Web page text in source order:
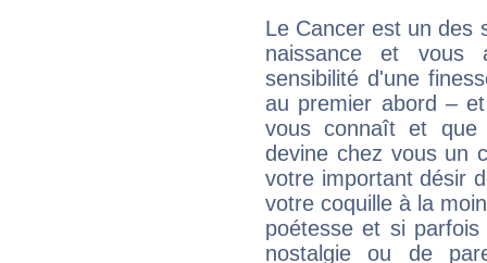
Le Cancer est un des
naissance et vous
sensibilité d'une
au premier abord –
vous connaît et
devine chez vous un
votre important désir
votre coquille à la
poétesse et si
nostalgie ou de